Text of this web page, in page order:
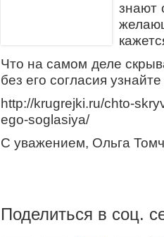
знают
Что на самом деле
без его согласия
http://krugrejki.ru/chto-
ego-soglasiya/
С уважением, Ольга
Поделиться в соц.